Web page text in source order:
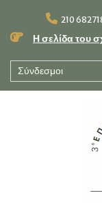
content
210
Η σελίδα του
Σύνδεσμοι